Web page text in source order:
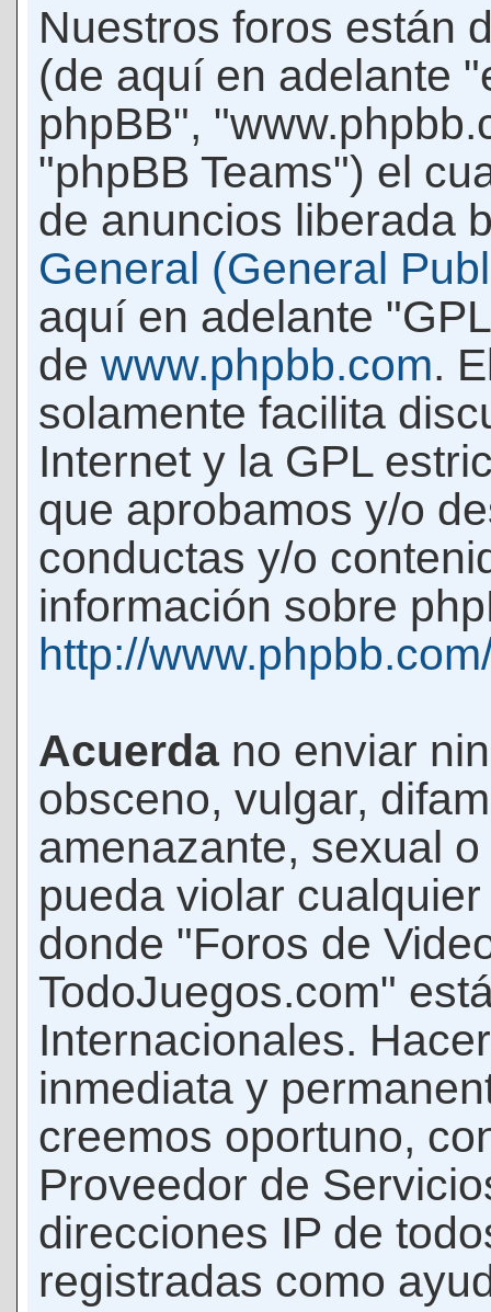
Nuestros foros están
(de aquí en adelante
phpBB",
"phpBB Teams") el
de anuncios liberada
General (General
aquí en adelante
de www.phpbb.com.
solamente facilita
Internet y la GPL
que aprobamos y/o
conductas y/o
información sobre
http://
Acuerda no enviar
obsceno, vulgar,
amenazante, sexual
pueda violar
donde "Foros de
TodoJuegos.com"
Internacionales.
inmediata y
creemos oportuno,
Proveedor de
direcciones IP de
registradas como